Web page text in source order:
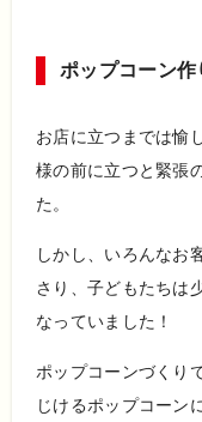
ポップコーン
お店に立つまでは愉
様の前に立つと緊張
た。
しかし、いろんなお
さり、子どもたちは
なっていました！
ポップコーンづくり
じけるポップコーン